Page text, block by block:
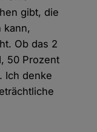
gibt, die
kann,
Ob das 2
50 Prozent
Ich denke